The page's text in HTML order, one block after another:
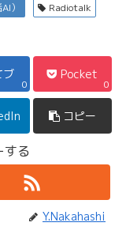
） Radiotalk
ブ
0
Pocket
0
コピー
する
Y.Nakahashi